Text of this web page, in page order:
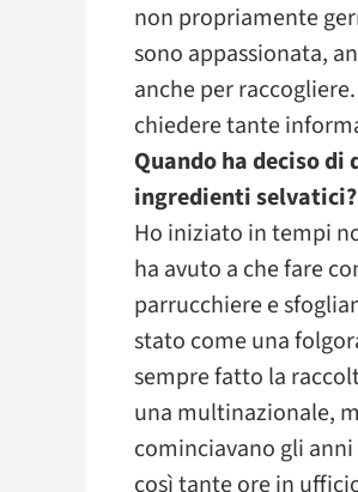
non propriamente
sono appassionata,
anche per
chiedere tante
Quando ha deciso
ingredienti selvatici?
Ho iniziato in tempi
ha avuto a che fare
parrucchiere e
stato come una
sempre fatto la
una multinazionale,
cominciavano gli
così tante ore in